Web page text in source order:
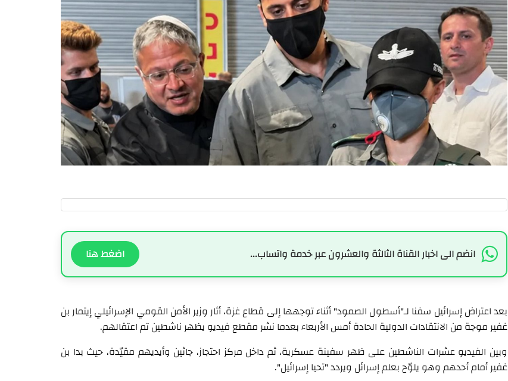
انضم الى اخبار القناة الثالثة والعشرون عبر خدمة واتساب... اضغط هنا
بعد اعتراض إسرائيل سفنا لـ"أسطول الصمود" أثناء توجهها إلى قطاع غزة، أثار وزير الأمن القومي الإسرائيلي إيتمار بن
غفير موجة من الانتقادات الدولية الحادة أمس الأربعاء بعدما نشر مقطع فيديو يظهر ناشطين تم اعتقالهم.
وبين الفيديو عشرات الناشطين على ظهر سفينة عسكرية، ثم داخل مركز احتجاز، جاثين وأيديهم مقيّدة، حيث بدا بن
غفير أمام أحدهم وهو يلوّح بعلم إسرائل ويردد "تحيا إسرائيل".